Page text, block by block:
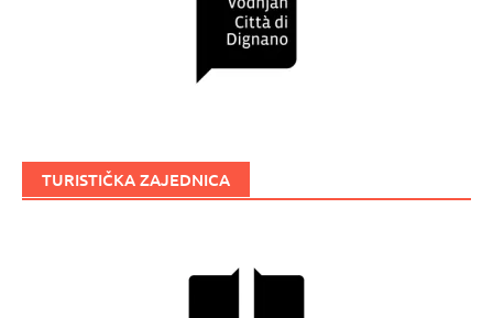
TURISTIČKA ZAJEDNICA